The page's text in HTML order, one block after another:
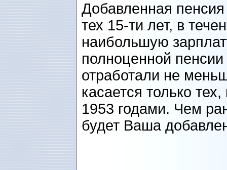
Добавленная пенсия
тех 15-ти лет, в
наибольшую
полноценной
отработали не
касается только
1953 годами. Чем
будет Ваша